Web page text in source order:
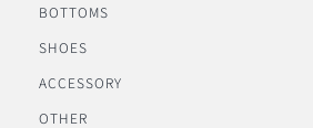
BOTTOMS
SHOES
ACCESSORY
OTHER